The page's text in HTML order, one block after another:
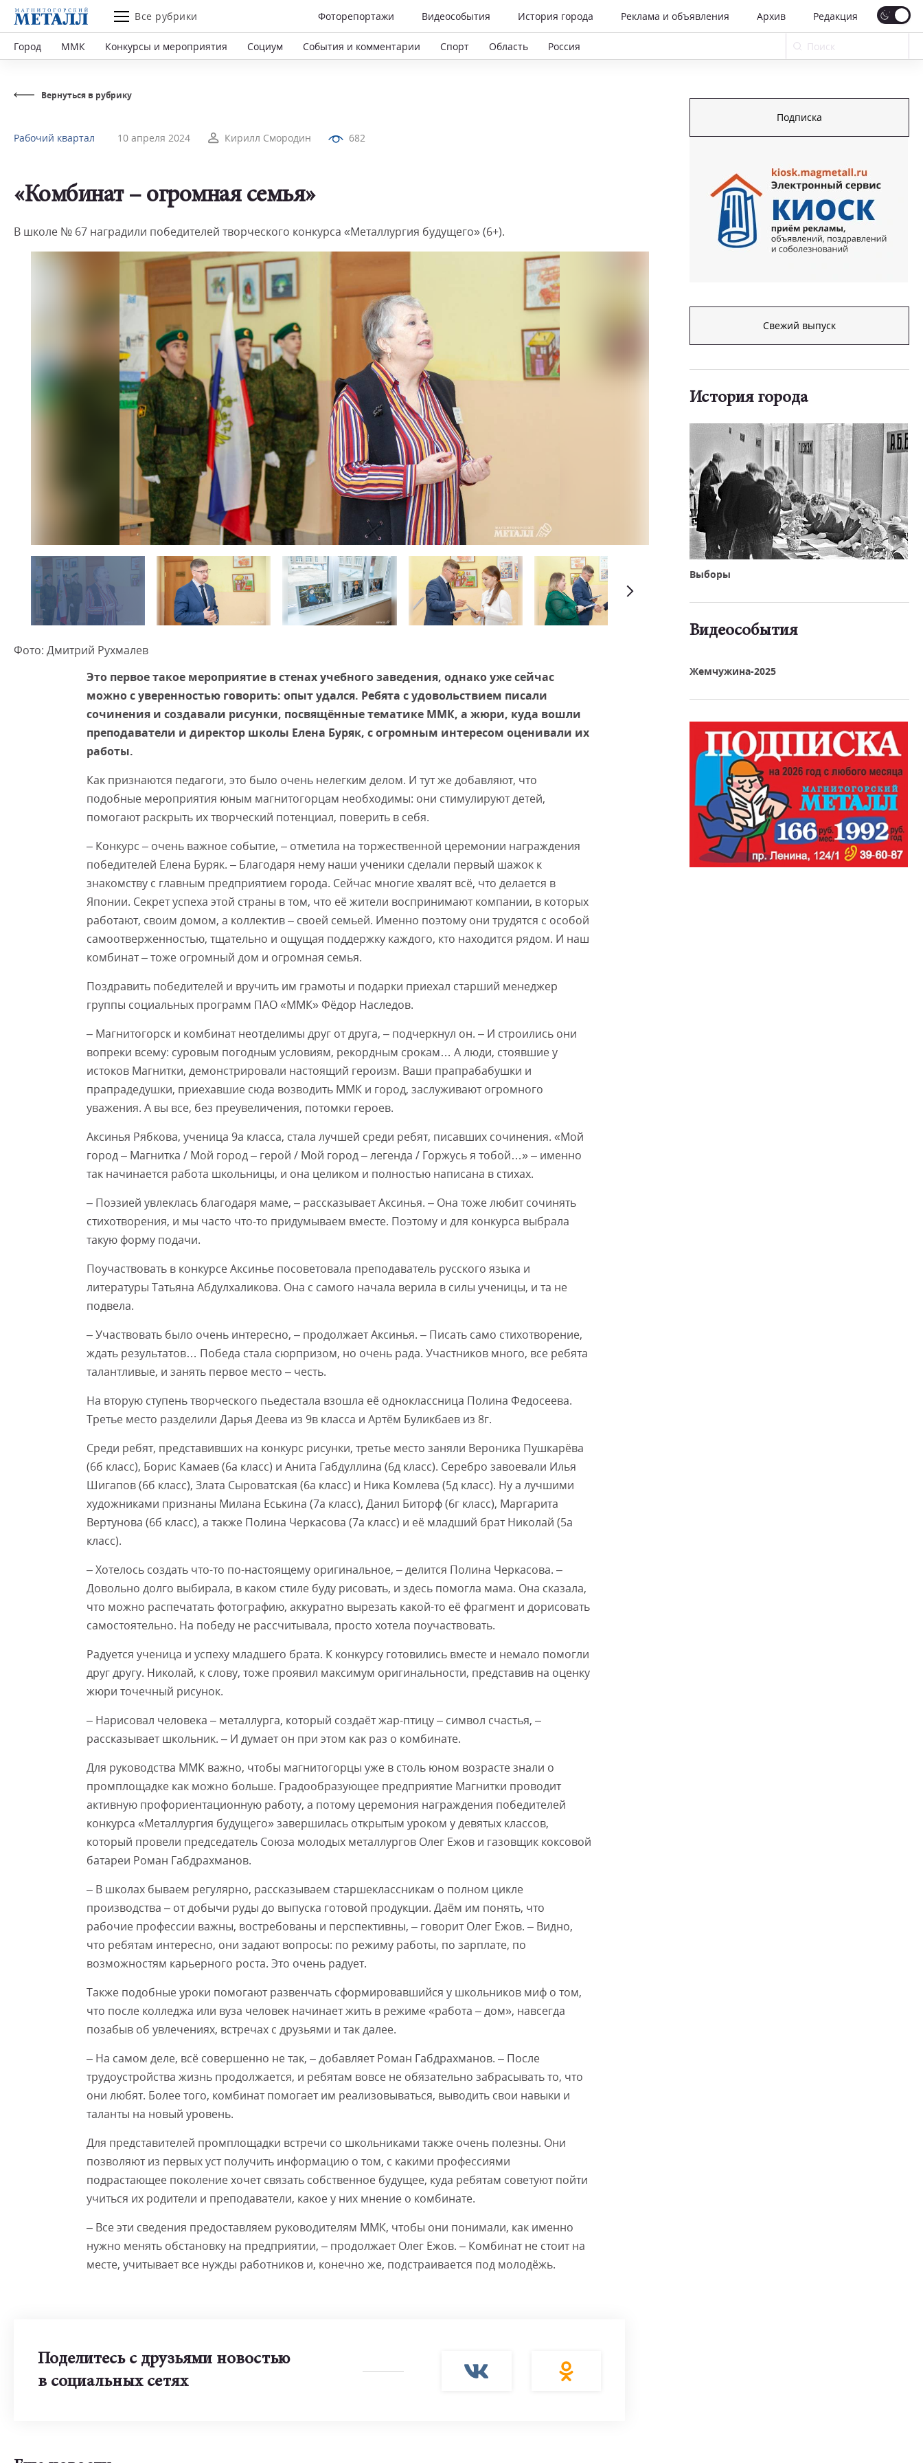
Все рубрики Фоторепортажи Видеособытия История города Реклама и объявления Архив Редакция
Город ММК Конкурсы и мероприятия Социум События и комментарии Спорт Область Россия
Вернуться в рубрику
Рабочий квартал 10 апреля 2024 Кирилл Смородин 682
«Комбинат – огромная семья»
В школе № 67 наградили победителей творческого конкурса «Металлургия будущего» (6+).
Фото: Дмитрий Рухмалев
Это первое такое мероприятие в стенах учебного заведения, однако уже сейчас
можно с уверенностью говорить: опыт удался. Ребята с удовольствием писали
сочинения и создавали рисунки, посвящённые тематике ММК, а жюри, куда вошли
преподаватели и директор школы Елена Буряк, с огромным интересом оценивали их
работы.
Как признаются педагоги, это было очень нелегким делом. И тут же добавляют, что
подобные мероприятия юным магнитогорцам необходимы: они стимулируют детей,
помогают раскрыть их творческий потенциал, поверить в себя.
– Конкурс – очень важное событие, – отметила на торжественной церемонии награждения
победителей Елена Буряк. – Благодаря нему наши ученики сделали первый шажок к
знакомству с главным предприятием города. Сейчас многие хвалят всё, что делается в
Японии. Секрет успеха этой страны в том, что её жители воспринимают компании, в которых
работают, своим домом, а коллектив – своей семьей. Именно поэтому они трудятся с особой
самоотверженностью, тщательно и ощущая поддержку каждого, кто находится рядом. И наш
комбинат – тоже огромный дом и огромная семья.
Поздравить победителей и вручить им грамоты и подарки приехал старший менеджер
группы социальных программ ПАО «ММК» Фёдор Наследов.
– Магнитогорск и комбинат неотделимы друг от друга, – подчеркнул он. – И строились они
вопреки всему: суровым погодным условиям, рекордным срокам… А люди, стоявшие у
истоков Магнитки, демонстрировали настоящий героизм. Ваши прапрабабушки и
прапрадедушки, приехавшие сюда возводить ММК и город, заслуживают огромного
уважения. А вы все, без преувеличения, потомки героев.
Аксинья Рябкова, ученица 9а класса, стала лучшей среди ребят, писавших сочинения. «Мой
город – Магнитка / Мой город – герой / Мой город – легенда / Горжусь я тобой…» – именно
так начинается работа школьницы, и она целиком и полностью написана в стихах.
– Поэзией увлеклась благодаря маме, – рассказывает Аксинья. – Она тоже любит сочинять
стихотворения, и мы часто что-то придумываем вместе. Поэтому и для конкурса выбрала
такую форму подачи.
Поучаствовать в конкурсе Аксинье посоветовала преподаватель русского языка и
литературы Татьяна Абдулхаликова. Она с самого начала верила в силы ученицы, и та не
подвела.
– Участвовать было очень интересно, – продолжает Аксинья. – Писать само стихотворение,
ждать результатов… Победа стала сюрпризом, но очень рада. Участников много, все ребята
талантливые, и занять первое место – честь.
На вторую ступень творческого пьедестала взошла её одноклассница Полина Федосеева.
Третье место разделили Дарья Деева из 9в класса и Артём Буликбаев из 8г.
Среди ребят, представивших на конкурс рисунки, третье место заняли Вероника Пушкарёва
(6б класс), Борис Камаев (6а класс) и Анита Габдуллина (6д класс). Серебро завоевали Илья
Шигапов (6б класс), Злата Сыроватская (6а класс) и Ника Комлева (5д класс). Ну а лучшими
художниками признаны Милана Еськина (7а класс), Данил Биторф (6г класс), Маргарита
Вертунова (6б класс), а также Полина Черкасова (7а класс) и её младший брат Николай (5а
класс).
– Хотелось создать что-то по-настоящему оригинальное, – делится Полина Черкасова. –
Довольно долго выбирала, в каком стиле буду рисовать, и здесь помогла мама. Она сказала,
что можно распечатать фотографию, аккуратно вырезать какой-то её фрагмент и дорисовать
самостоятельно. На победу не рассчитывала, просто хотела поучаствовать.
Радуется ученица и успеху младшего брата. К конкурсу готовились вместе и немало помогли
друг другу. Николай, к слову, тоже проявил максимум оригинальности, представив на оценку
жюри точечный рисунок.
– Нарисовал человека – металлурга, который создаёт жар-птицу – символ счастья, –
рассказывает школьник. – И думает он при этом как раз о комбинате.
Для руководства ММК важно, чтобы магнитогорцы уже в столь юном возрасте знали о
промплощадке как можно больше. Градообразующее предприятие Магнитки проводит
активную профориентационную работу, а потому церемония награждения победителей
конкурса «Металлургия будущего» завершилась открытым уроком у девятых классов,
который провели председатель Союза молодых металлургов Олег Ежов и газовщик коксовой
батареи Роман Габдрахманов.
– В школах бываем регулярно, рассказываем старшеклассникам о полном цикле
производства – от добычи руды до выпуска готовой продукции. Даём им понять, что
рабочие профессии важны, востребованы и перспективны, – говорит Олег Ежов. – Видно,
что ребятам интересно, они задают вопросы: по режиму работы, по зарплате, по
возможностям карьерного роста. Это очень радует.
Также подобные уроки помогают развенчать сформировавшийся у школьников миф о том,
что после колледжа или вуза человек начинает жить в режиме «работа – дом», навсегда
позабыв об увлечениях, встречах с друзьями и так далее.
– На самом деле, всё совершенно не так, – добавляет Роман Габдрахманов. – После
трудоустройства жизнь продолжается, и ребятам вовсе не обязательно забрасывать то, что
они любят. Более того, комбинат помогает им реализовываться, выводить свои навыки и
таланты на новый уровень.
Для представителей промплощадки встречи со школьниками также очень полезны. Они
позволяют из первых уст получить информацию о том, с какими профессиями
подрастающее поколение хочет связать собственное будущее, куда ребятам советуют пойти
учиться их родители и преподаватели, какое у них мнение о комбинате.
– Все эти сведения предоставляем руководителям ММК, чтобы они понимали, как именно
нужно менять обстановку на предприятии, – продолжает Олег Ежов. – Комбинат не стоит на
месте, учитывает все нужды работников и, конечно же, подстраивается под молодёжь.
Поделитесь с друзьями новостью
в социальных сетях
Подписка
Свежий выпуск
История города
Выборы
Видеособытия
Жемчужина-2025